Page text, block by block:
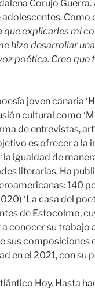
Corujo
Como
que explicarles mi
hizo desarrollar una
poética. Creo que
joven canaria
cultural como
de entrevistas,
es ofrecer a la
igualdad de
literarias. Ha
140
‘La casa del
de Estocolmo,
conocer su trabajo
sus composiciones
el 2021, con su
Hoy. Hasta